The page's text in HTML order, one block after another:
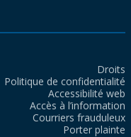
Droits
Politique de confidentialité
Accessibilité web
Accès à l’information
Courriers frauduleux
Porter plainte